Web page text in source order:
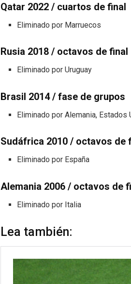
Qatar 2022 / cuartos de final
Eliminado por Marruecos
Rusia 2018 / octavos de final
Eliminado por Uruguay
Brasil 2014 / fase de grupos
Eliminado por Alemania, Estados
Sudáfrica 2010 / octavos de
Eliminado por España
Alemania 2006 / octavos de
Eliminado por Italia
Lea también: